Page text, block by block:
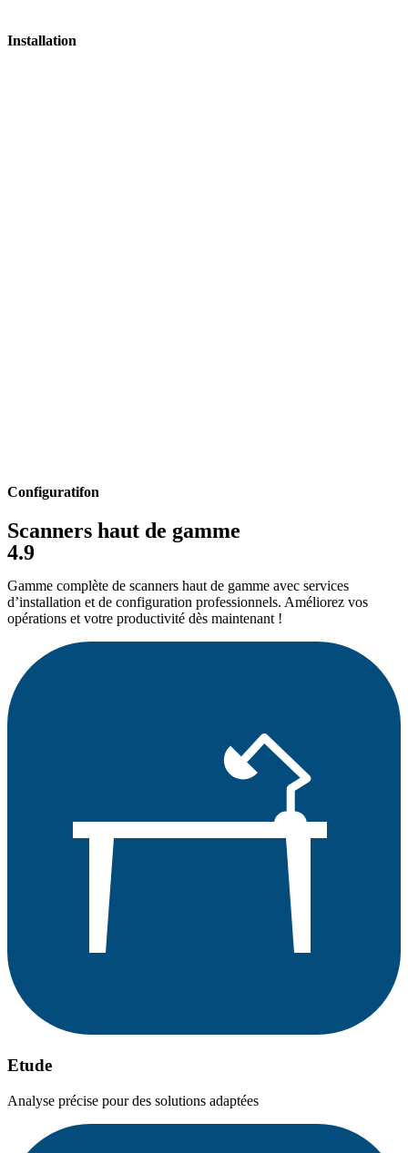
Installation
Configuratifon
Scanners haut de gamme
4.9
Gamme complète de scanners haut de gamme avec services
d’installation et de configuration professionnels. Améliorez vos
opérations et votre productivité dès maintenant !
Etude
Analyse précise pour des solutions adaptées